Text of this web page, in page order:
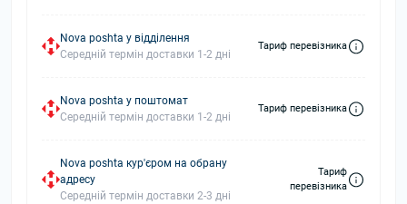
Nova poshta у відділення
Середній термін доставки 1-2 дні
Тариф перевізника
Nova poshta у поштомат
Середній термін доставки 1-2 дні
Тариф перевізника
Nova poshta кур'єром на обрану
адресу
Середній термін доставки 2-3 дні
Тариф
перевізника